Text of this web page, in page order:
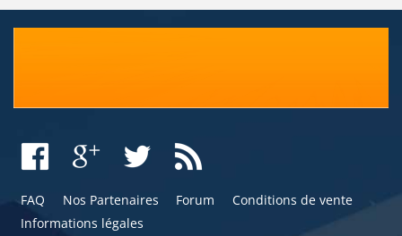
FAQ Nos Partenaires Forum
Conditions de vente
Informations légales